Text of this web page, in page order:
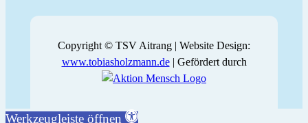
Copyright © TSV Aitrang | Website Design:
www.tobiasholzmann.de| Gefördert durch
Werkzeugleiste öffnen